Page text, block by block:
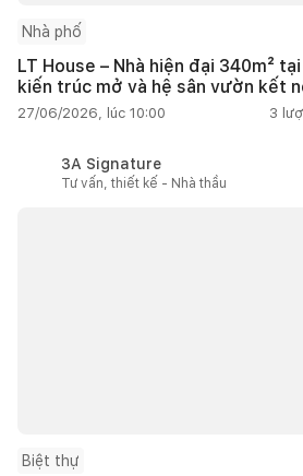
Nhà phố
LT House – Nhà hiện đại 340m²
kiến trúc mở và hệ sân vườn kết
27/06/2026, lúc 10:00 3
3A Signature
Tư vấn, thiết kế - Nhà thầu
Biệt thự